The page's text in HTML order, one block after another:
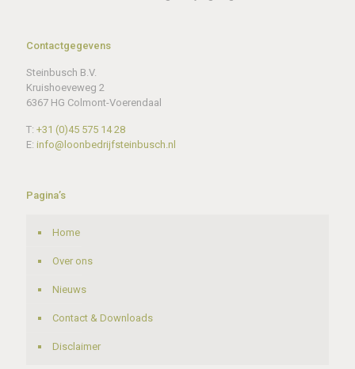
Contactgegevens
Steinbusch B.V.
Kruishoeveweg 2
6367 HG Colmont-Voerendaal
T: +31 (0)45 575 14 28
E: info@loonbedrijfsteinbusch.nl
Pagina’s
Home
Over ons
Nieuws
Contact & Downloads
Disclaimer